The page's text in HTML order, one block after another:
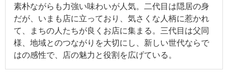
素朴ながらも力強い味わいが人気。二代目は隠居の身
だが、いまも店に立っており、気さくな人柄に惹かれ
て、まちの人たちが良くお店に集まる。三代目は父同
様、地域とのつながりを大切にし、新しい世代ならで
はの感性で、店の魅力と役割を広げている。